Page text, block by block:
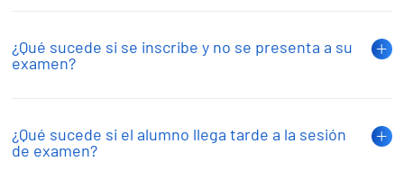
¿Qué sucede si se inscribe y no se presenta a su
examen?
¿Qué sucede si el alumno llega tarde a la sesión
de examen?